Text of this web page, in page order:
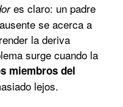
es claro: un padre
se acerca a
la deriva
surge cuando la
miembros del
lejos.